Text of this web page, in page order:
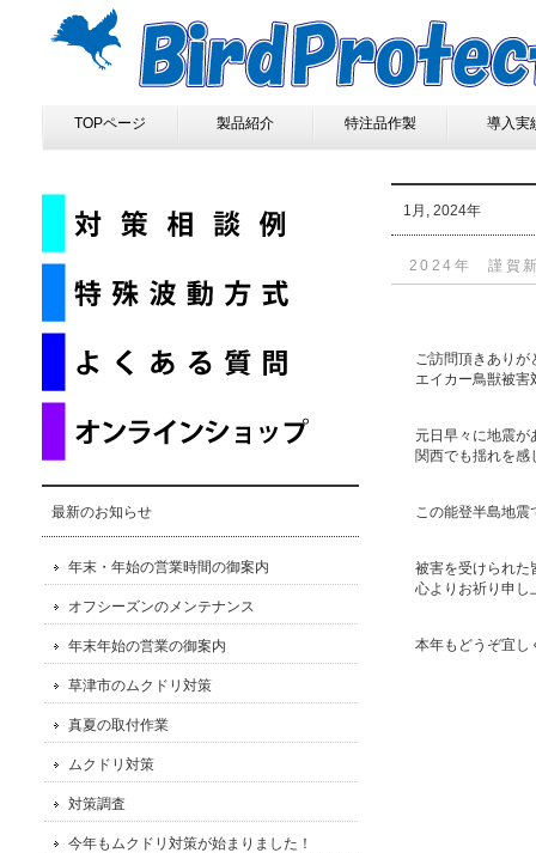
TOPページ 製品紹介 特注品作製 導入実
1月, 2024年
2024年 謹賀
ご訪問頂きありが
エイカー鳥獣被害
元日早々に地震が
関西でも揺れを感
この能登半島地震
被害を受けられた
心よりお祈り申し
本年もどうぞ宜し
最新のお知らせ
年末・年始の営業時間の御案内
オフシーズンのメンテナンス
年末年始の営業の御案内
草津市のムクドリ対策
真夏の取付作業
ムクドリ対策
対策調査
今年もムクドリ対策が始まりました！